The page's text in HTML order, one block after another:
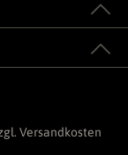
Versandkosten